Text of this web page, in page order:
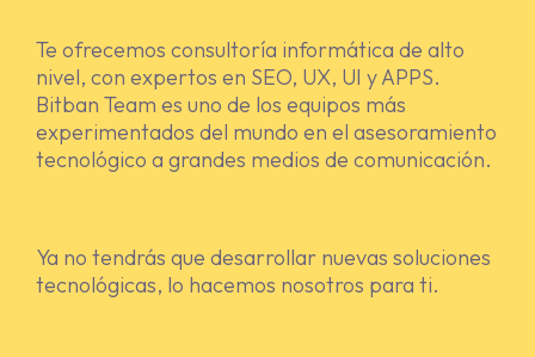
Te ofrecemos consultoría informática de alto
nivel, con expertos en SEO, UX, UI y APPS.
Bitban Team es uno de los equipos más
experimentados del mundo en el asesoramiento
tecnológico a grandes medios de comunicación.
Ya no tendrás que desarrollar nuevas soluciones
tecnológicas, lo hacemos nosotros para ti.